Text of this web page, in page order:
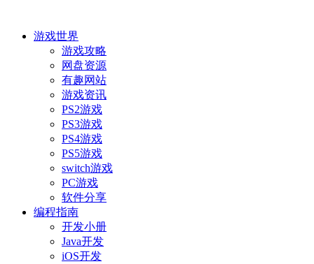
游戏世界
游戏攻略
网盘资源
有趣网站
游戏资讯
PS2游戏
PS3游戏
PS4游戏
PS5游戏
switch游戏
PC游戏
软件分享
编程指南
开发小册
Java开发
iOS开发